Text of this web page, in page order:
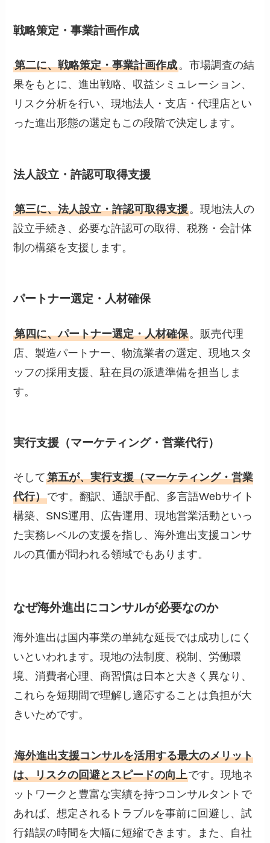
戦略策定・事業計画作成
第二に、戦略策定・事業計画作成。市場調査の結
果をもとに、進出戦略、収益シミュレーション、
リスク分析を行い、現地法人・支店・代理店とい
った進出形態の選定もこの段階で決定します。
法人設立・許認可取得支援
第三に、法人設立・許認可取得支援。現地法人の
設立手続き、必要な許認可の取得、税務・会計体
制の構築を支援します。
パートナー選定・人材確保
第四に、パートナー選定・人材確保。販売代理
店、製造パートナー、物流業者の選定、現地スタ
ッフの採用支援、駐在員の派遣準備を担当しま
す。
実行支援（マーケティング・営業代行）
そして第五が、実行支援（マーケティング・営業
代行）です。翻訳、通訳手配、多言語Webサイト
構築、SNS運用、広告運用、現地営業活動といっ
た実務レベルの支援を指し、海外進出支援コンサ
ルの真価が問われる領域でもあります。
なぜ海外進出にコンサルが必要なのか
海外進出は国内事業の単純な延長では成功しにく
いといわれます。現地の法制度、税制、労働環
境、消費者心理、商習慣は日本と大きく異なり、
これらを短期間で理解し適応することは負担が大
きいためです。
海外進出支援コンサルを活用する最大のメリット
は、リスクの回避とスピードの向上です。現地ネ
ットワークと豊富な実績を持つコンサルタントで
あれば、想定されるトラブルを事前に回避し、試
行錯誤の時間を大幅に短縮できます。また、自社